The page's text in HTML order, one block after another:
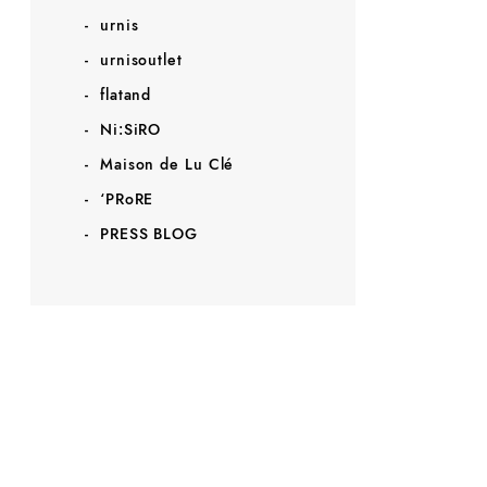
urnis
urnisoutlet
flatand
Ni:SiRO
Maison de Lu Clé
‘PRoRE
PRESS BLOG